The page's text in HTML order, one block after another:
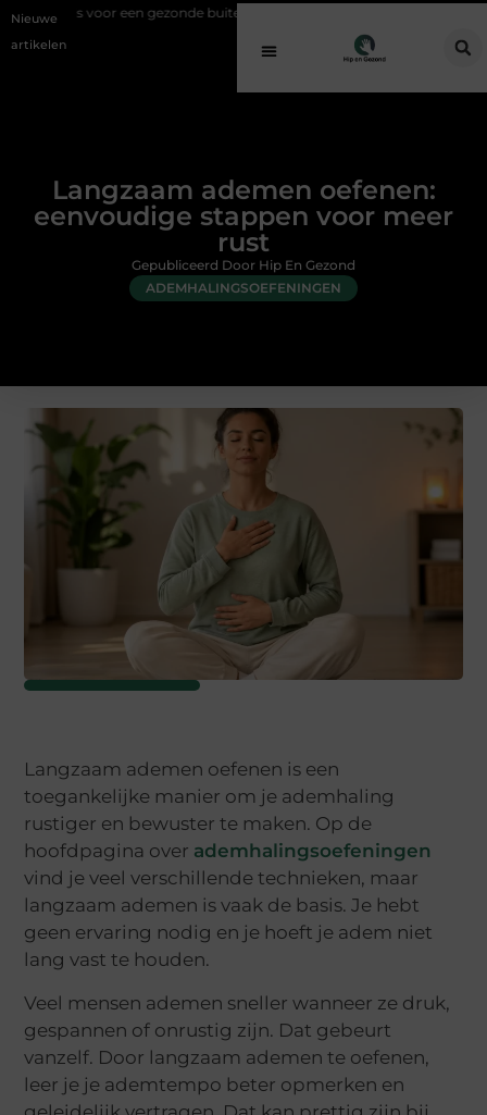
Nieuwe
artikelen
buitenplek Sfeer en comfort zonder gedoe met een
Langzaam ademen oefenen:
eenvoudige stappen voor meer
rust
ADEMHALINGSOEFENINGEN
Gepubliceerd Door Hip En Gezond
Langzaam ademen oefenen is een
toegankelijke manier om je ademhaling
rustiger en bewuster te maken. Op de
hoofdpagina over ademhalingsoefeningen
vind je veel verschillende technieken, maar
langzaam ademen is vaak de basis. Je hebt
geen ervaring nodig en je hoeft je adem niet
lang vast te houden.
Veel mensen ademen sneller wanneer ze druk,
gespannen of onrustig zijn. Dat gebeurt
vanzelf. Door langzaam ademen te oefenen,
leer je je ademtempo beter opmerken en